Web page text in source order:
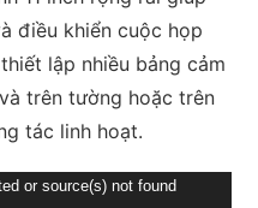
điều khiển cuộc họp
lập nhiều bảng cảm
trên tường hoặc trên
tác linh hoạt.
or source(s) not found